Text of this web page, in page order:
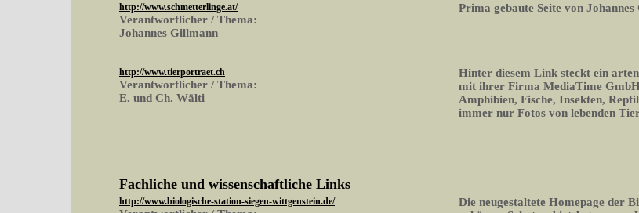
http://www.schmetterlinge.at/
Verantwortlicher / Thema:
Johannes Gillmann
Prima gebaute Seite von
http://www.tierportraet.ch
Verantwortlicher / Thema:
E. und Ch. Wälti
Hinter diesem Link steckt ein
mit ihrer Firma MediaTime
Amphibien, Fische, Insekten,
immer nur Fotos von lebenden
Fachliche und wissenschaftliche Links
http://www.biologische-station-siegen-wittgenstein.de/
Die neugestaltete Homepage der